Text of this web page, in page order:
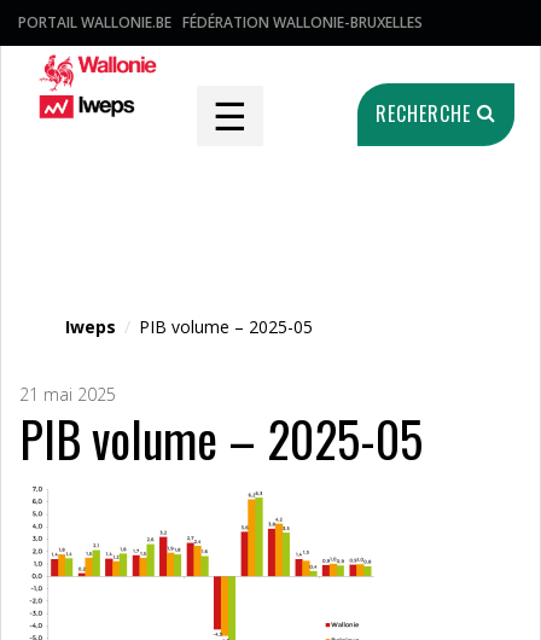
PORTAIL WALLONIE.BE FÉDÉRATION WALLONIE-BRUXELLES
☰ RECHERCHE
Iweps / PIB volume – 2025-05
21 mai 2025
PIB volume – 2025-05